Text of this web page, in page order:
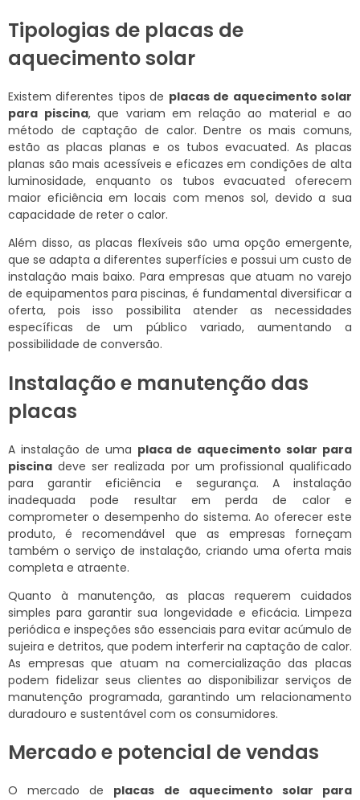
Tipologias de placas de
aquecimento solar
Existem diferentes tipos de placas de aquecimento solar
para piscina, que variam em relação ao material e ao
método de captação de calor. Dentre os mais comuns,
estão as placas planas e os tubos evacuated. As placas
planas são mais acessíveis e eficazes em condições de alta
luminosidade, enquanto os tubos evacuated oferecem
maior eficiência em locais com menos sol, devido a sua
capacidade de reter o calor.
Além disso, as placas flexíveis são uma opção emergente,
que se adapta a diferentes superfícies e possui um custo de
instalação mais baixo. Para empresas que atuam no varejo
de equipamentos para piscinas, é fundamental diversificar a
oferta, pois isso possibilita atender as necessidades
específicas de um público variado, aumentando a
possibilidade de conversão.
Instalação e manutenção das
placas
A instalação de uma placa de aquecimento solar para
piscina deve ser realizada por um profissional qualificado
para garantir eficiência e segurança. A instalação
inadequada pode resultar em perda de calor e
comprometer o desempenho do sistema. Ao oferecer este
produto, é recomendável que as empresas forneçam
também o serviço de instalação, criando uma oferta mais
completa e atraente.
Quanto à manutenção, as placas requerem cuidados
simples para garantir sua longevidade e eficácia. Limpeza
periódica e inspeções são essenciais para evitar acúmulo de
sujeira e detritos, que podem interferir na captação de calor.
As empresas que atuam na comercialização das placas
podem fidelizar seus clientes ao disponibilizar serviços de
manutenção programada, garantindo um relacionamento
duradouro e sustentável com os consumidores.
Mercado e potencial de vendas
O mercado de placas de aquecimento solar para